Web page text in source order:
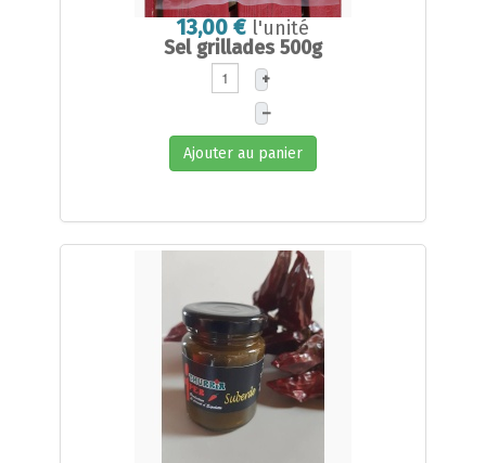
13,00 € l'unité
Sel grillades 500g
+
–
Ajouter au panier